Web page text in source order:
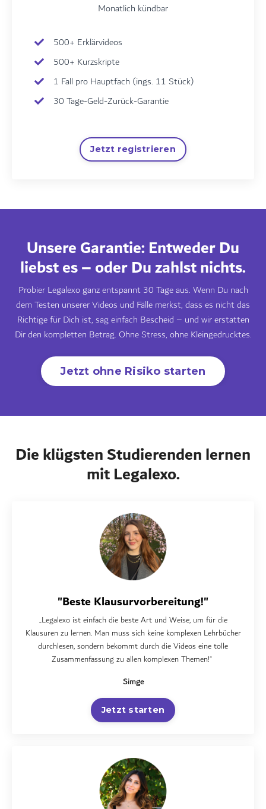
Monatlich kündbar
500+ Erklärvideos
500+ Kurzskripte
1 Fall pro Hauptfach (ings. 11 Stück)
30 Tage-Geld-Zurück-Garantie
Jetzt registrieren
Unsere Garantie: Entweder Du
liebst es – oder Du zahlst nichts.
Probier Legalexo ganz entspannt 30 Tage aus. Wenn Du nach
dem Testen unserer Videos und Fälle merkst, dass es nicht das
Richtige für Dich ist, sag einfach Bescheid – und wir erstatten
Dir den kompletten Betrag. Ohne Stress, ohne Kleingedrucktes.
Jetzt ohne Risiko starten
Die klügsten Studierenden lernen
mit Legalexo.
"Beste Klausurvorbereitung!"
„Legalexo ist einfach die beste Art und Weise, um für die
Klausuren zu lernen. Man muss sich keine komplexen Lehrbücher
durchlesen, sondern bekommt durch die Videos eine tolle
Zusammenfassung zu allen komplexen Themen!“
Simge
Jetzt starten